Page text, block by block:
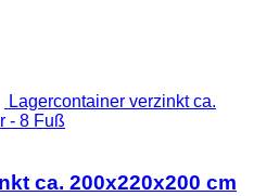
Lagercontainer verzinkt ca.
- 8 Fuß
ca. 200x220x200 cm